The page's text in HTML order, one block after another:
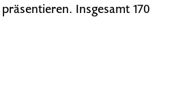
Insgesamt 170